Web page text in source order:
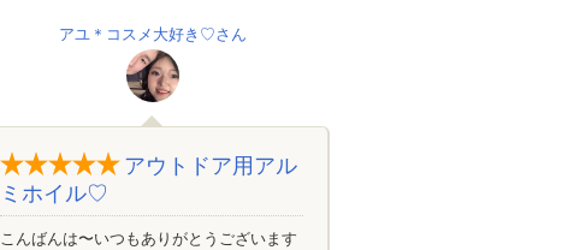
アユ＊コスメ大好き♡さん
アウトドア用アル
ミホイル♡
こんばんは〜いつもありがとうございます